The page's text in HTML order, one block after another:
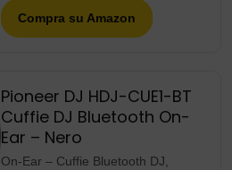
Compra su Amazon
Pioneer DJ HDJ-CUE1-BT
Cuffie DJ Bluetooth On-
Ear – Nero
On-Ear – Cuffie Bluetooth DJ,